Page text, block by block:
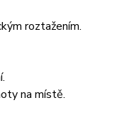
roztažením.
na místě.